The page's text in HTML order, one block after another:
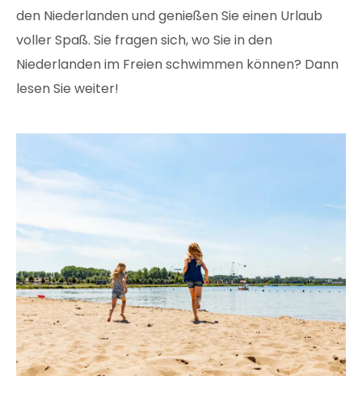
den Niederlanden und genießen Sie einen Urlaub
voller Spaß. Sie fragen sich, wo Sie in den
Niederlanden im Freien schwimmen können? Dann
lesen Sie weiter!